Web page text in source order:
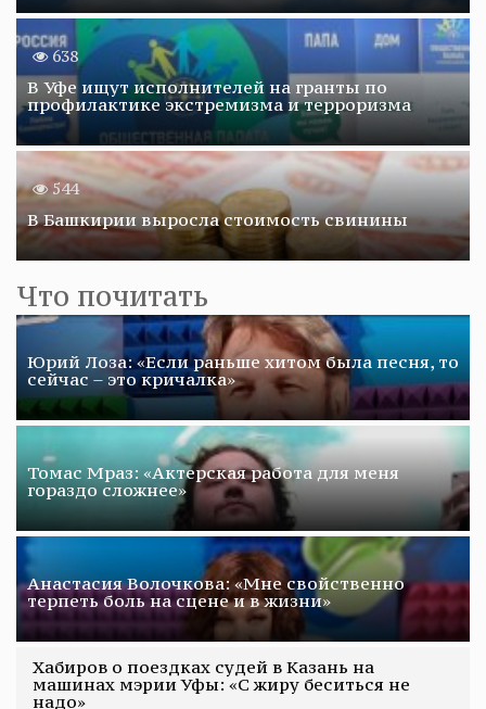
638
В Уфе ищут исполнителей на гранты по
профилактике экстремизма и терроризма
544
В Башкирии выросла стоимость свинины
Что почитать
Юрий Лоза: «Если раньше хитом была песня, то
сейчас – это кричалка»
Томас Мраз: «Актерская работа для меня
гораздо сложнее»
Анастасия Волочкова: «Мне свойственно
терпеть боль на сцене и в жизни»
Хабиров о поездках судей в Казань на
машинах мэрии Уфы: «С жиру беситься не
надо»